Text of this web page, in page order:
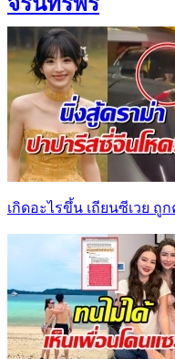
เกิดอะไรขึ้น เถียนซีเวย